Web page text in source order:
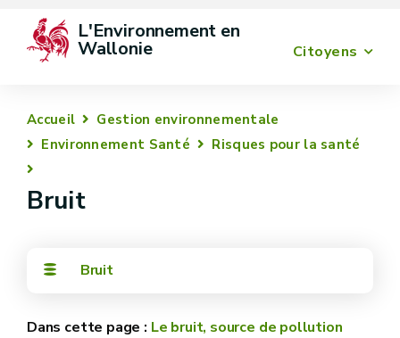
Citoyens
L'Environnement en
Wallonie
Accueil
Gestion environnementale
Environnement Santé
Risques pour la santé
Bruit
Bruit
Le bruit, source de pollution